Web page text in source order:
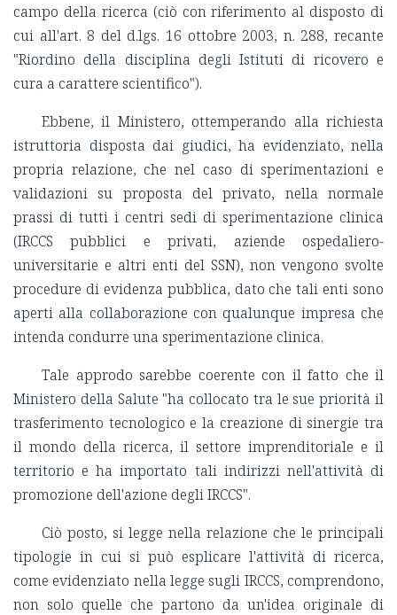
campo della ricerca (ciò con riferimento al disposto di
cui all'art. 8 del d.lgs. 16 ottobre 2003, n. 288, recante
"Riordino della disciplina degli Istituti di ricovero e
cura a carattere scientifico").
Ebbene, il Ministero, ottemperando alla richiesta
istruttoria disposta dai giudici, ha evidenziato, nella
propria relazione, che nel caso di sperimentazioni e
validazioni su proposta del privato, nella normale
prassi di tutti i centri sedi di sperimentazione clinica
(IRCCS pubblici e privati, aziende ospedaliero-
universitarie e altri enti del SSN), non vengono svolte
procedure di evidenza pubblica, dato che tali enti sono
aperti alla collaborazione con qualunque impresa che
intenda condurre una sperimentazione clinica.
Tale approdo sarebbe coerente con il fatto che il
Ministero della Salute "ha collocato tra le sue priorità il
trasferimento tecnologico e la creazione di sinergie tra
il mondo della ricerca, il settore imprenditoriale e il
territorio e ha importato tali indirizzi nell'attività di
promozione dell'azione degli IRCCS".
Ciò posto, si legge nella relazione che le principali
tipologie in cui si può esplicare l'attività di ricerca,
come evidenziato nella legge sugli IRCCS, comprendono,
non solo quelle che partono da un'idea originale di